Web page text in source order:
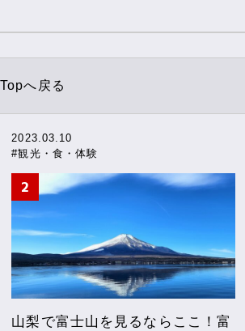
Topへ戻る
2023.03.10
#観光・食・体験
山梨で富士山を見るならここ！富